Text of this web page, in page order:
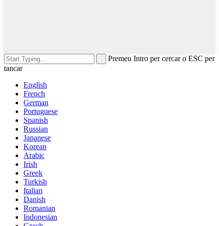
Premeu Intro per cercar o ESC per
tancar
English
French
German
Portuguese
Spanish
Russian
Japanese
Korean
Arabic
Irish
Greek
Turkish
Italian
Danish
Romanian
Indonesian